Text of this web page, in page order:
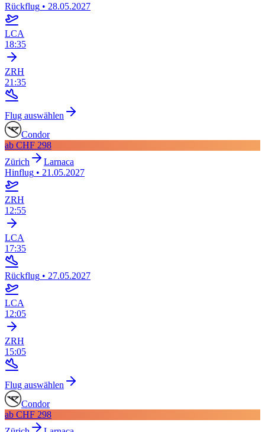
Rückflug • 28.05.2027
LCA
18:35
ZRH
21:35
Flug auswählen
Condor
ab CHF 298
Zürich
Larnaca
Hinflug • 21.05.2027
ZRH
12:55
LCA
17:35
Rückflug • 27.05.2027
LCA
12:05
ZRH
15:05
Flug auswählen
Condor
ab CHF 298